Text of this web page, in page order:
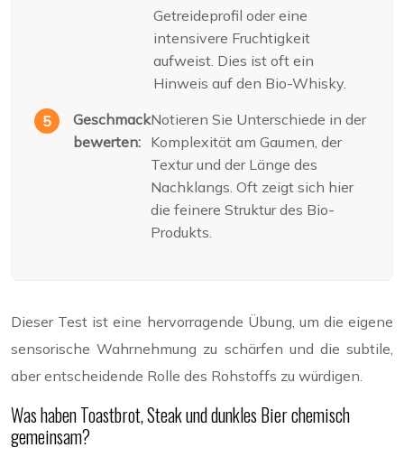
Getreideprofil oder eine
intensivere Fruchtigkeit
aufweist. Dies ist oft ein
Hinweis auf den Bio-Whisky.
Geschmack
bewerten:
Notieren Sie Unterschiede in der
Komplexität am Gaumen, der
Textur und der Länge des
Nachklangs. Oft zeigt sich hier
die feinere Struktur des Bio-
Produkts.
Dieser Test ist eine hervorragende Übung, um die eigene
sensorische Wahrnehmung zu schärfen und die subtile,
aber entscheidende Rolle des Rohstoffs zu würdigen.
Was haben Toastbrot, Steak und dunkles Bier chemisch
gemeinsam?